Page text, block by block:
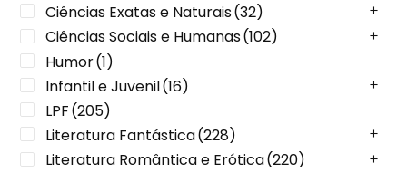
Ciências Exatas e Naturais(32)
Ciências Sociais e Humanas(102)
Humor(1)
Infantil e Juvenil(16)
LPF(205)
Literatura Fantástica(228)
Literatura Romântica e Erótica(220)